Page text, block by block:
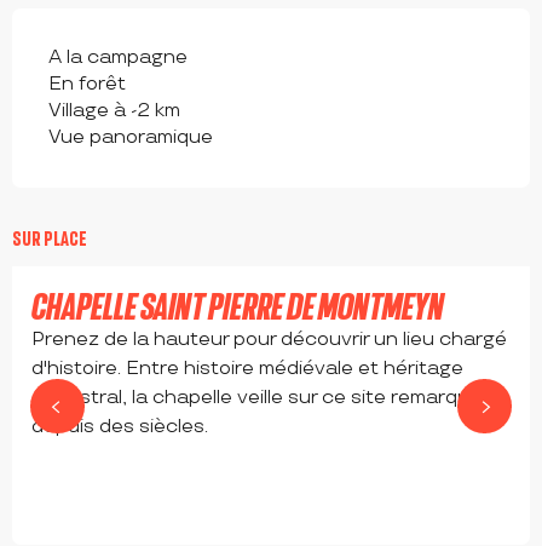
A la campagne
En forêt
Village à -2 km
Vue panoramique
SUR PLACE
Gratuit
CHAPELLE SAINT PIERRE DE MONTMEYN
Prenez de la hauteur pour découvrir un lieu chargé
d'histoire. Entre histoire médiévale et héritage
ancestral, la chapelle veille sur ce site remarquable
depuis des siècles.